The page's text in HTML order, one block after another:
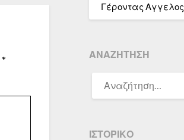
*
Γέροντας Αγγελος
ΑΝΑΖΉΤΗΣΗ
ΓΙΑ:
ΙΣΤΟΡΙΚΌ